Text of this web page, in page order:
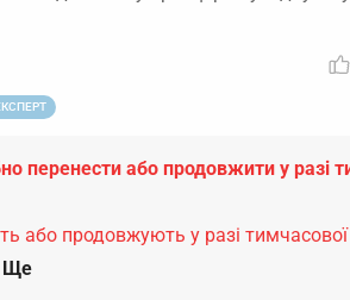
перенести або продовжити у разі
або продовжують у разі тимчасової
Ще